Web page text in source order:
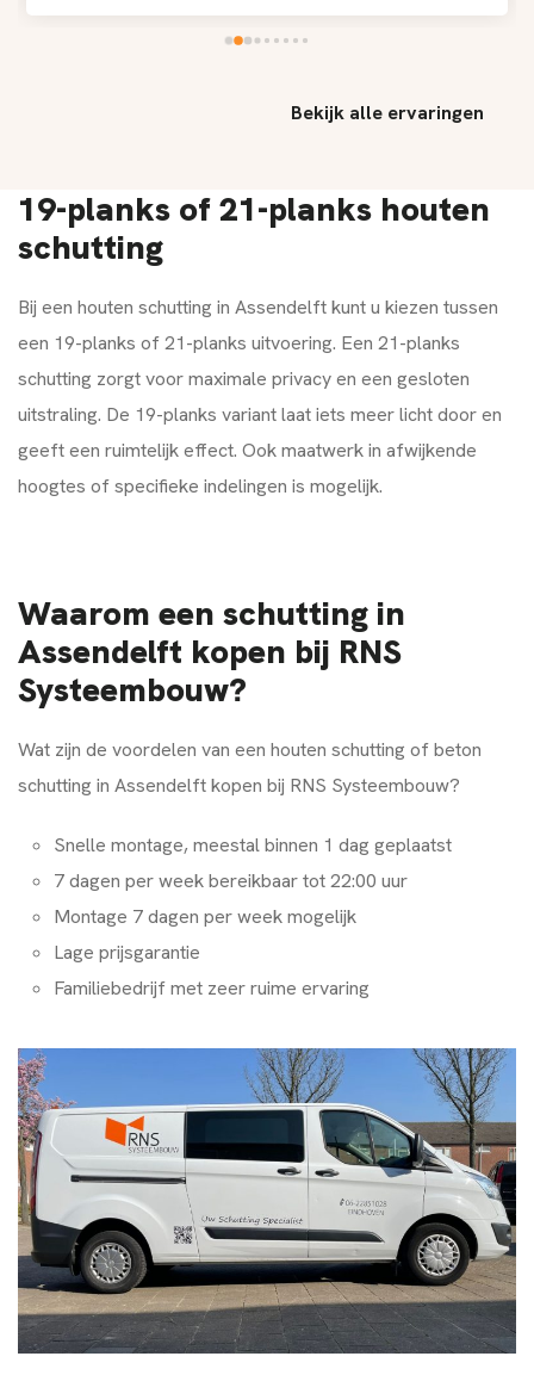
Bekijk alle ervaringen
19-planks of 21-planks houten
schutting
Bij een houten schutting in Assendelft kunt u kiezen tussen
een 19-planks of 21-planks uitvoering. Een 21-planks
schutting zorgt voor maximale privacy en een gesloten
uitstraling. De 19-planks variant laat iets meer licht door en
geeft een ruimtelijk effect. Ook maatwerk in afwijkende
hoogtes of specifieke indelingen is mogelijk.
Waarom een schutting in
Assendelft kopen bij RNS
Systeembouw?
Wat zijn de voordelen van een houten schutting of beton
schutting in Assendelft kopen bij RNS Systeembouw?
Snelle montage, meestal binnen 1 dag geplaatst
7 dagen per week bereikbaar tot 22:00 uur
Montage 7 dagen per week mogelijk
Lage prijsgarantie
Familiebedrijf met zeer ruime ervaring